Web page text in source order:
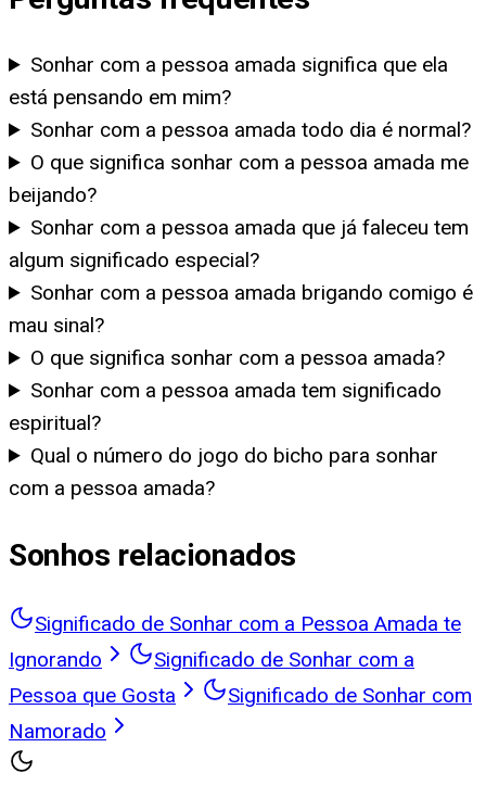
Sonhar com a pessoa amada significa que ela
está pensando em mim?
Sonhar com a pessoa amada todo dia é normal?
O que significa sonhar com a pessoa amada me
beijando?
Sonhar com a pessoa amada que já faleceu tem
algum significado especial?
Sonhar com a pessoa amada brigando comigo é
mau sinal?
O que significa sonhar com a pessoa amada?
Sonhar com a pessoa amada tem significado
espiritual?
Qual o número do jogo do bicho para sonhar
com a pessoa amada?
Sonhos relacionados
Significado de Sonhar com a Pessoa Amada te
Ignorando
Significado de Sonhar com a
Pessoa que Gosta
Significado de Sonhar com
Namorado